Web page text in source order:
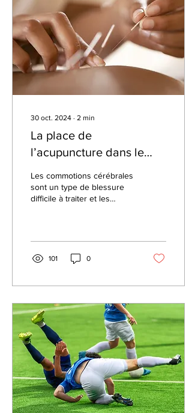
30 oct. 2024 ∙ 2 min
La place de
l’acupuncture dans le
commotions cérébrales
Les commotions cérébrales
sont un type de blessure
difficile à traiter et les
101 0